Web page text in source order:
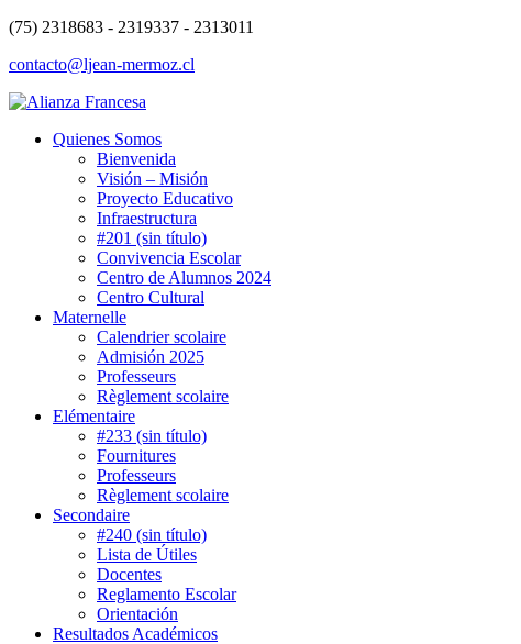
(75) 2318683 - 2319337 - 2313011
contacto@ljean-mermoz.cl
Quienes Somos
Bienvenida
Visión – Misión
Proyecto Educativo
Infraestructura
#201 (sin título)
Convivencia Escolar
Centro de Alumnos 2024
Centro Cultural
Maternelle
Calendrier scolaire
Admisión 2025
Professeurs
Règlement scolaire
Elémentaire
#233 (sin título)
Fournitures
Professeurs
Règlement scolaire
Secondaire
#240 (sin título)
Lista de Útiles
Docentes
Reglamento Escolar
Orientación
Resultados Académicos